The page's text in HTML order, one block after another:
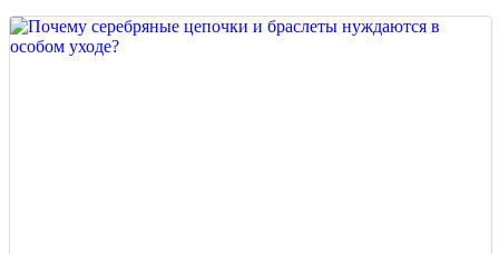
чистка, которую можно проводить дома. Важно лишь
выбирать безопасные методы, чтобы не повредить хрупкую
поверхность и сохранить ценность изделия.